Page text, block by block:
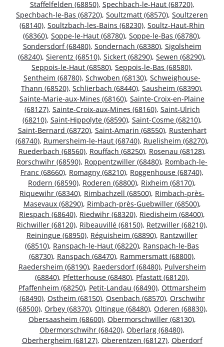
Staffelfelden (68850), Spechbach-le-Haut (68720),
Spechbach-le-Bas (68720), Soultzmatt (68570), Soultzeren
(68140), Soultzbach-les-Bains (68230), Soultz-Haut-Rhin
(68360), Soppe-le-Haut (68780), Soppe-le-Bas (68780),
Sondersdorf (68480), Sondernach (68380), Sigolsheim
(68240), Sierentz (68510), Sickert (68290), Sewen (68290),
Seppois-le-Haut (68580), Seppois-le-Bas (68580),
Sentheim (68780), Schwoben (68130), Schweighouse-
Thann (68520), Schlierbach (68440), Sausheim (68390),
Sainte-Marie-aux-Mines (68160), Sainte-Croix-en-Plaine
(68127), Sainte-Croix-aux-Mines (68160), Saint-Ulrich
(68210), Saint-Hippolyte (68590), Saint-Cosme (68210),
Saint-Bernard (68720), Saint-Amarin (68550), Rustenhart
(68740), Rumersheim-le-Haut (68740), Ruelisheim (68270),
Ruederbach (68560), Rouffach (68250), Rosenau (68128),
Rorschwihr (68590), Roppentzwiller (68480), Rombach-le-
Franc (68660), Romagny (68210), Roggenhouse (68740),
Rodern (68590), Roderen (68800), Rixheim (68170),
Riquewihr (68340), Rimbachzell (68500), Rimbach-près-
Masevaux (68290), Rimbach-près-Guebwiller (68500),
Riespach (68640), Riedwihr (68320), Riedisheim (68400),
Richwiller (68120), Ribeauvillé (68150), Retzwiller (68210),
Reiningue (68950), Réguisheim (68890), Rantzwiller
(68510), Ranspach-le-Haut (68220), Ranspach-le-Bas
(68730), Ranspach (68470), Rammersmatt (68800),
Raedersheim (68190), Raedersdorf (68480), Pulversheim
(68840), Pfetterhouse (68480), Pfastatt (68120),
Pfaffenheim (68250), Petit-Landau (68490), Ottmarsheim
(68490), Ostheim (68150), Osenbach (68570), Orschwihr
(68500), Orbey (68370), Oltingue (68480), Oderen (68830),
Obersaasheim (68600), Obermorschwiller (68130),
Obermorschwihr (68420), Oberlarg (68480),
Oberhergheim (68127), Oberentzen (68127), Oberdorf